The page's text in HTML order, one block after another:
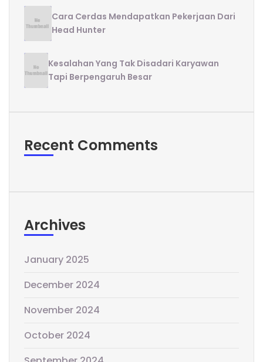
Cara Cerdas Mendapatkan Pekerjaan Dari
Head Hunter
Kesalahan Yang Tak Disadari Karyawan
Tapi Berpengaruh Besar
Recent Comments
Archives
January 2025
December 2024
November 2024
October 2024